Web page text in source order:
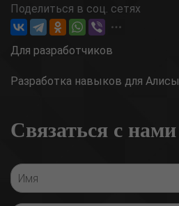
Поделиться в соц. сетях
Для разработчиков
Разработка навыков для Алисы
Связаться с нами